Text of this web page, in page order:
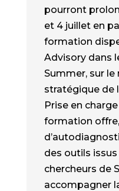
pourront
et 4 juillet en
formation
Advisory dans
Summer, sur
stratégique de
Prise en
formation
des outils
chercheurs de
accompagner